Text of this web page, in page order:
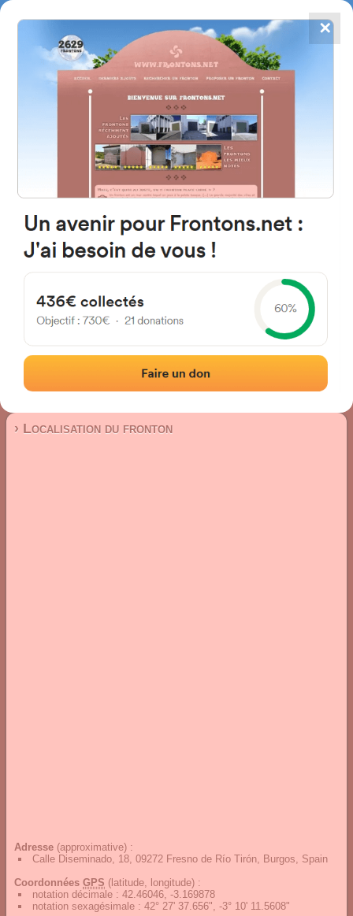
FRONTONS.NET
RECHERCHER UN FRONTON
PROPOSER UN FRONTON
4867
frontons
09272 Fresno de Río Tirón,
Calle Diseminado 18
Fronton mur à gauche
Localisation|Photos|Commentaires et avis
› Localisation du fronton
Adresse (approximative) :
Calle Diseminado, 18, 09272 Fresno de Río Tirón, Burgos, Spain
Coordonnées GPS (latitude, longitude) :
notation décimale : 42.46046, -3.169878
notation sexagésimale : 42° 27' 37.656", -3° 10' 11.5608"
✕